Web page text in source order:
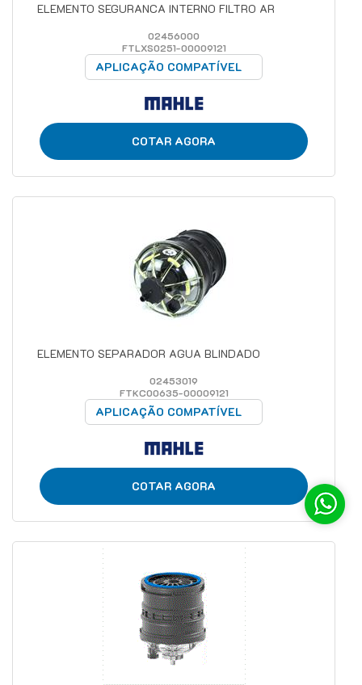
ELEMENTO SEGURANCA INTERNO FILTRO AR
02456000
FTLXS0251-00009121
APLICAÇÃO COMPATÍVEL
COTAR AGORA
ELEMENTO SEPARADOR AGUA BLINDADO
02453019
FTKC00635-00009121
APLICAÇÃO COMPATÍVEL
COTAR AGORA